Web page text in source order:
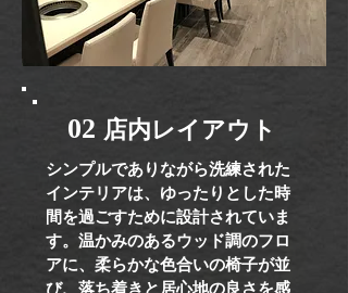
02 店内レイアウト
シンプルでありながら洗練された
インテリアは、ゆったりとした時
間を過ごすために設計されていま
す。温かみのあるウッド調のフロ
アに、柔らかな色合いの椅子が並
び、落ち着きと居心地の良さを感